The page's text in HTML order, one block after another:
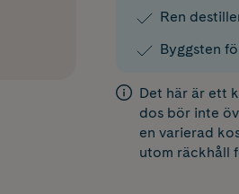
Ren
Byggsten
Det här är ett
dos bör inte
en varierad
utom räckhåll